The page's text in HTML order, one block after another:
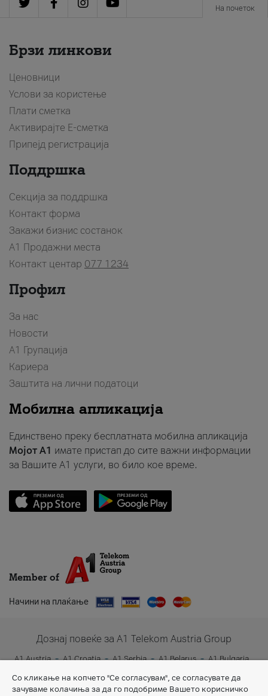
На почеток
Брзи линкови
Ценовници
Услови за користење
Плати сметка
Активирајте Е-сметка
Припејд регистрација
Поддршка
Секција за поддршка
Контакт форма
Закажи бизнис состанок
A1 Продажни места
Контакт центар 077 1234
Профил
За нас
Новости
А1 Групација
Кариера
Заштита на лични податоци
Мобилна апликација
Единствено преку бесплатната мобилна апликација
Мојот A1 имате пристап до сите важни информации
за Вашите A1 услуги, во било кое време.
Member of
Начини на плаќање
Дознај повеќе за A1 Telekom Austria Group
A1 Austria A1 Croatia A1 Serbia A1 Belarus
A1 Bulgaria
A1 Slovenia
A1 Digital
Со кликање на копчето "Се согласувам", се согласувате да
зачуваме колачиња за да го подобриме Вашето корисничко